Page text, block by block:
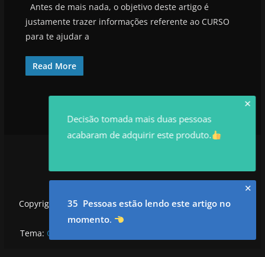
Antes de mais nada, o objetivo deste artigo é
justamente trazer informações referente ao CURSO
para te ajudar a
Read More
Copyright © 2026utilidadesrowan.com. Todos os direitos
reservados.
Tema: ColorMag
✕
Decisão tomada mais duas pessoas
acabaram de adquirir este produto.
✕
35 Pessoas estão lendo este artigo no
momento.